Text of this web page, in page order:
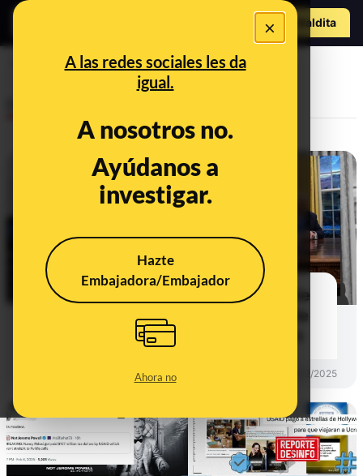
×
A las redes sociales les da
igual.
A nosotros no.
Ayúdanos a
investigar.
Hazte
Embajadora/Embajador
Ahora no
Hazte Maldito
Elon Musk
Musk y los pensionistas de más de
150 años en EEUU: los mayores de
115 no cobran ninguna prestación
18/02/2025